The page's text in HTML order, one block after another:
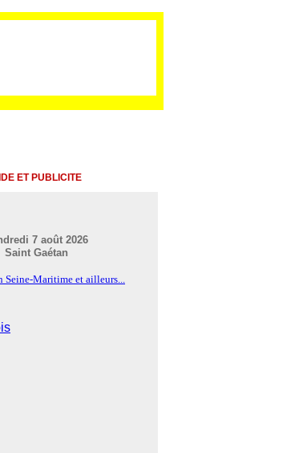
ET PUBLICITE
7 août 2026
Saint Gaétan
Seine-Maritime et ailleurs...